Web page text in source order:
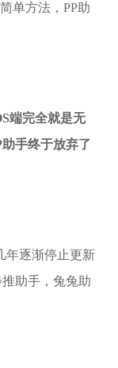
单方法，PP助
端完全就是无
手终于放弃了
年逐渐停止更新
助手，兔兔助